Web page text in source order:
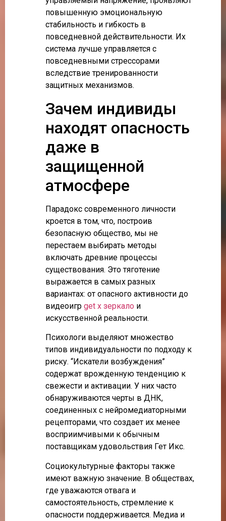
повышенную эмоциональную
стабильность и гибкость в
повседневной действительности. Их
система лучше управляется с
повседневными стрессорами
вследствие тренированности
защитных механизмов.
Зачем индивиды
находят опасность
даже в
защищенной
атмосфере
Парадокс современного личности
кроется в том, что, построив
безопасную общество, мы не
перестаем выбирать методы
включать древние процессы
существования. Это тяготение
выражается в самых разных
вариантах: от опасного активности до
видеоигр get x зеркало и
искусственной реальности.
Психологи выделяют множество
типов индивидуальности по подходу к
риску. “Искатели возбуждения”
содержат врожденную тенденцию к
свежести и активации. У них часто
обнаруживаются черты в ДНК,
соединенных с нейромедиаторными
рецепторами, что создает их менее
восприимчивыми к обычным
поставщикам удовольствия Гет Икс.
Социокультурные факторы также
имеют важную значение. В обществах,
где уважаются отвага и
самостоятельность, стремление к
опасности поддерживается. Медиа и